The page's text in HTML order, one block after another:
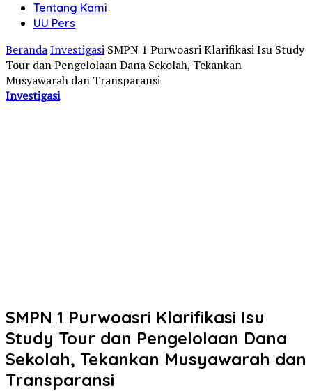
Tentang Kami
UU Pers
BerandaInvestigasi SMPN 1 Purwoasri Klarifikasi Isu Study
Tour dan Pengelolaan Dana Sekolah, Tekankan
Musyawarah dan Transparansi
Investigasi
SMPN 1 Purwoasri Klarifikasi Isu
Study Tour dan Pengelolaan Dana
Sekolah, Tekankan Musyawarah dan
Transparansi